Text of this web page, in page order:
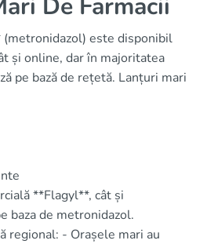
De Farmacii
este disponibil
și online, dar în majoritatea
pe bază de rețetă. Lanțuri mari
**Flagyl**, cât și
baza de metronidazol.
regional: - Orașele mari au